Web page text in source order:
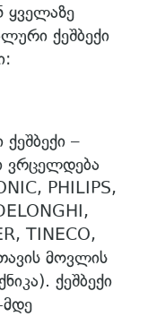
ყველაზე
ქეშბექი
–
ვრცელდება
PHILIPS,
TINECO,
მოვლის
ქეშბექი